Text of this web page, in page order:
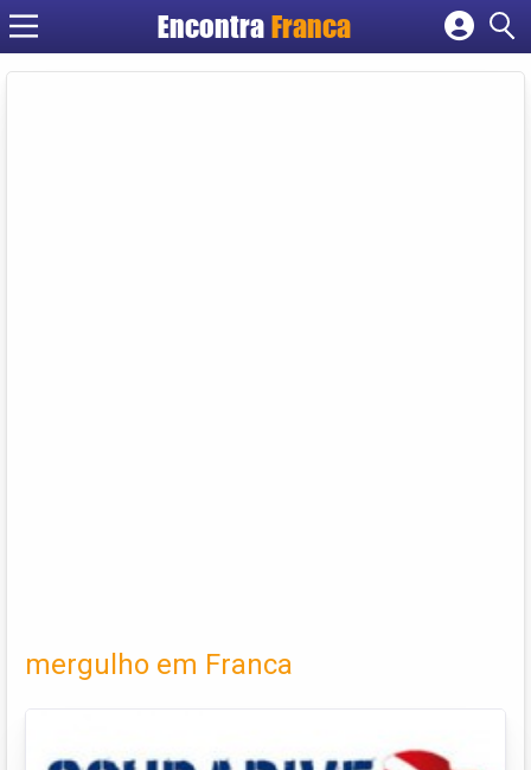
Encontra Franca
Cadastrar empresa
mergulho em Franca